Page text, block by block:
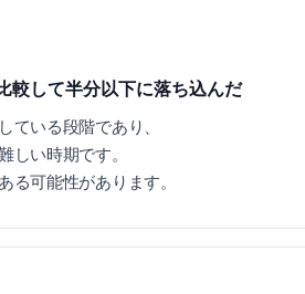
較して半分以下に落ち込んだ
ている段階であり、
しい時期です。
る可能性があります。